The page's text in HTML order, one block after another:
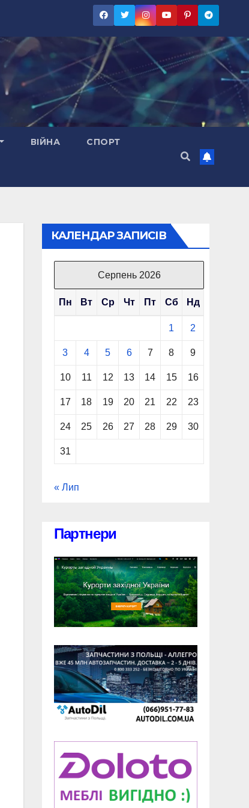
ВІЙНА СПОРТ
КАЛЕНДАР ЗАПИСІВ
Серпень 2026
Пн Вт Ср Чт Пт Сб Нд
1 2
3 4 5 6 7 8 9
10 11 12 13 14 15 16
17 18 19 20 21 22 23
24 25 26 27 28 29 30
31
« Лип
Партнери